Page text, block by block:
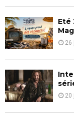
Eté
26
20